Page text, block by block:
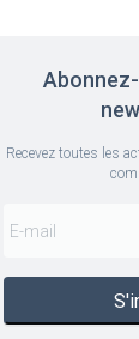
Recevez toutes les